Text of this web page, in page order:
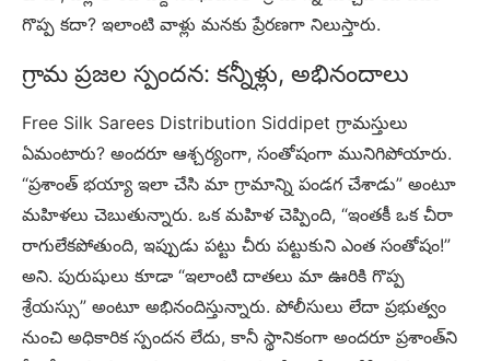
గొప్ప కదా? ఇలాంటి వాళ్లు మనకు ప్రేరణగా నిలుస్తారు.
గ్రామ ప్రజల స్పందన: కన్నీళ్లు, అభినందాలు
Free Silk Sarees Distribution Siddipet గ్రామస్తులు
ఏమంటారు? అందరూ ఆశ్చర్యంగా, సంతోషంగా మునిగిపోయారు.
“ప్రశాంత్ భయ్యా ఇలా చేసి మా గ్రామాన్ని పండగ చేశాడు” అంటూ
మహిళలు చెబుతున్నారు. ఒక మహిళ చెప్పింది, “ఇంతకీ ఒక చీరా
రాగులేకపోతుంది, ఇప్పుడు పట్టు చీరు పట్టుకుని ఎంత సంతోషం!”
అని. పురుషులు కూడా “ఇలాంటి దాతలు మా ఊరికి గొప్ప
శ్రేయస్సు” అంటూ అభినందిస్తున్నారు. పోలీసులు లేదా ప్రభుత్వం
నుంచి అధికారిక స్పందన లేదు, కానీ స్థానికంగా అందరూ ప్రశాంత్‌ని